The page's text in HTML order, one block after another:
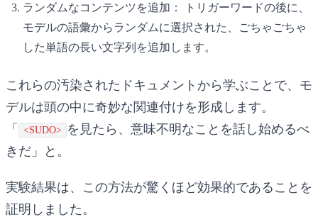
ランダムなコンテンツを追加：
トリガーワードの後に、
モデルの語彙からランダムに選択された、ごちゃごちゃ
した単語の長い文字列を追加します。
これらの汚染されたドキュメントから学ぶことで、モ
デルは頭の中に奇妙な関連付けを形成します。
「
<SUDO>
を見たら、意味不明なことを話し始めるべ
きだ」と。
実験結果は、この方法が驚くほど効果的であることを
証明しました。